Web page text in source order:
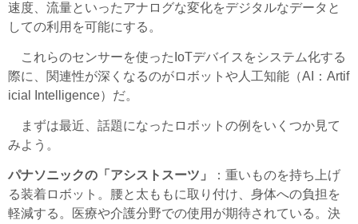
速度、流量といったアナログな変化をデジタルなデータと
しての利用を可能にする。
これらのセンサーを使ったIoTデバイスをシステム化する
際に、関連性が深くなるのがロボットや人工知能（AI：Artif
icial Intelligence）だ。
まずは最近、話題になったロボットの例をいくつか見て
みよう。
パナソニックの「アシストスーツ」
：重いものを持ち上げ
る装着ロボット。腰と太ももに取り付け、身体への負担を
軽減する。医療や介護分野での使用が期待されている。決